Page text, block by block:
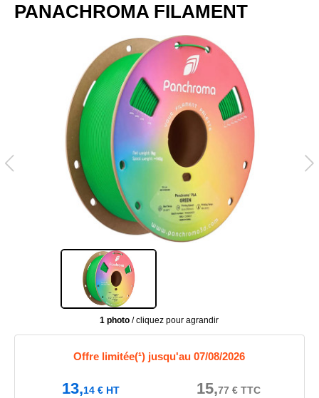
PANACHROMA FILAMENT
1 photo / cliquez pour agrandir
Offre limitée(¹) jusqu'au 07/08/2026
13,14€HT 15,77 €TTC